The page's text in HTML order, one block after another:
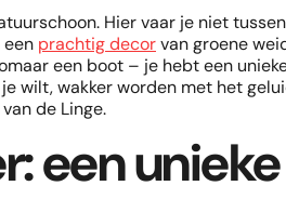
Hier vaar je niet
prachtig decorvan groene
een boot – je hebt een
wilt, wakker worden met het
de Linge.
een unieke